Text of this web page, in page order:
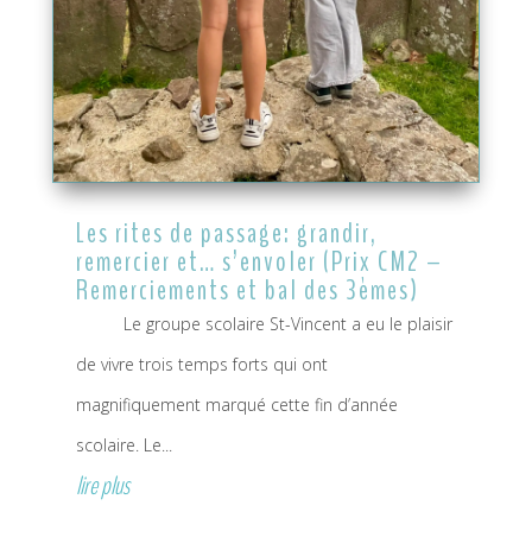
Les rites de passage: grandir,
remercier et… s’envoler (Prix CM2 –
Remerciements et bal des 3èmes)
Le groupe scolaire St-Vincent a eu le plaisir
de vivre trois temps forts qui ont
magnifiquement marqué cette fin d’année
scolaire. Le...
lire plus